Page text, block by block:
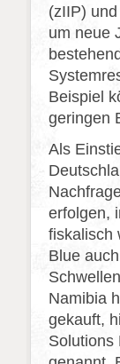
(zIIP)
um neue
Beispiel
geringen
Als
erfolgen,
fiskalisch
Blue
Namibia
gekauft,
Solutions